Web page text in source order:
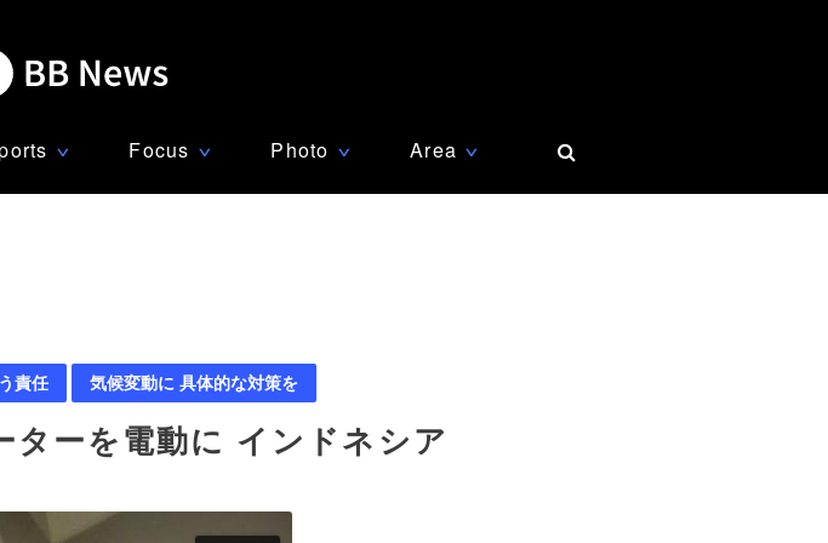
∨ Focus ∨ Photo ∨ Area ∨
責任 気候変動に 具体的な対策を
ターを電動に インドネシア